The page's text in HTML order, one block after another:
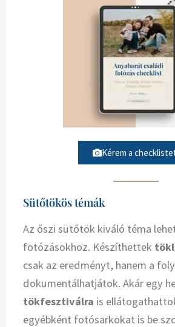
Kérem a
Sütőtökös témák
Az őszi sütőtök kiváló téma
fotózásokhoz. Készíthettek
csak az eredményt, hanem a
dokumentálhatjátok. Akár egy
tökfesztiválra is
egyébként fotósarkokat is be